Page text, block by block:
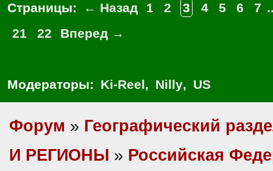
Страницы: ← Назад 1 2 3 4 5 6 7
21
22 Вперед →
Модераторы: Ki-Reel, Nilly, US
Форум » Географический
И РЕГИОНЫ » Российская